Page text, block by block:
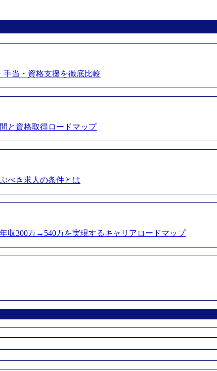
当・資格支援を徹底比較
と資格取得ロードマップ
べき求人の条件とは
収300万→540万を実現するキャリアロードマップ